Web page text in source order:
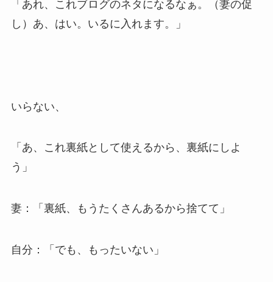
「あれ、これブログのネタになるなぁ。（妻の促
し）あ、はい。いるに入れます。」
いらない、
「あ、これ裏紙として使えるから、裏紙にしよ
う」
妻：「裏紙、もうたくさんあるから捨てて」
自分：「でも、もったいない」